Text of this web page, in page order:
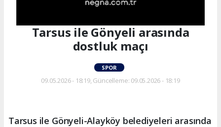
Tarsus ile Gönyeli arasında
dostluk maçı
SPOR
09.05.2026 - 18:19, Güncelleme: 09.05.2026 - 18:19
Tarsus ile Gönyeli-Alayköy belediyeleri arasında